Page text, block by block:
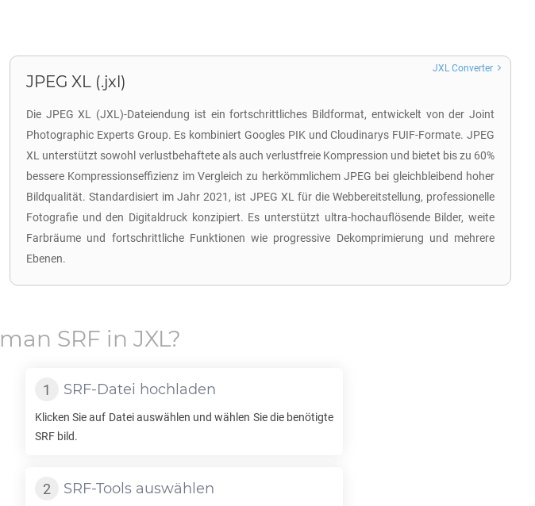
JPEG XL (.jxl)
Die JPEG XL (JXL)-Dateiendung ist ein fortschrittliches Bildformat, entwickelt von der Joint
Photographic Experts Group. Es kombiniert Googles PIK und Cloudinarys FUIF-Formate. JPEG
XL unterstützt sowohl verlustbehaftete als auch verlustfreie Kompression und bietet bis zu 60%
bessere Kompressionseffizienz im Vergleich zu herkömmlichem JPEG bei gleichbleibend hoher
Bildqualität. Standardisiert im Jahr 2021, ist JPEG XL für die Webbereitstellung, professionelle
Fotografie und den Digitaldruck konzipiert. Es unterstützt ultra-hochauflösende Bilder, weite
Farbräume und fortschrittliche Funktionen wie progressive Dekomprimierung und mehrere
Ebenen.
JXL Converter
SRF in JXL?
SRF-Datei hochladen
Klicken Sie auf Datei auswählen und wählen Sie die benötigte
SRF bild.
SRF-Tools auswählen